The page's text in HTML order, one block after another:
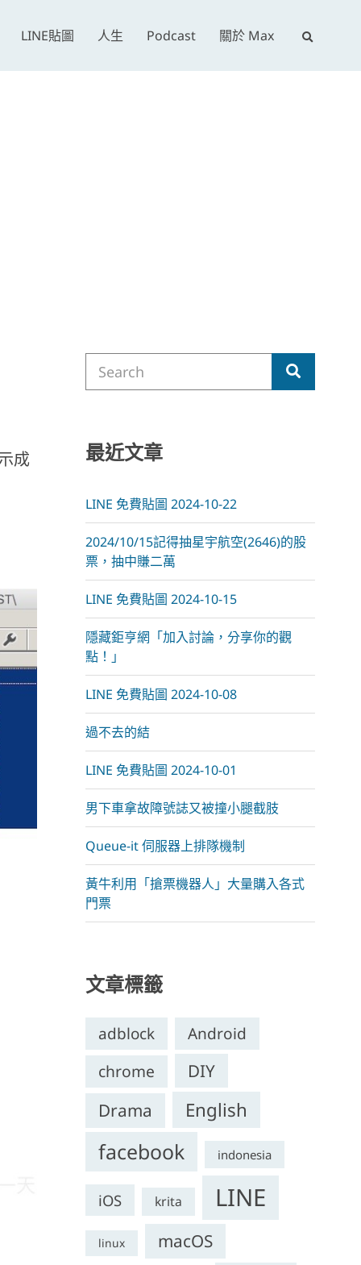
LINE貼圖 人生 Podcast 關於 Max
E
p
成
for:
最近文章
LINE 免費貼圖 2024-10-22
2024/10/15記得抽星宇航空(2646)的股
票，抽中賺二萬
LINE 免費貼圖 2024-10-15
隱藏鉅亨網「加入討論，分享你的觀
點！」
LINE 免費貼圖 2024-10-08
過不去的結
LINE 免費貼圖 2024-10-01
男下車拿故障號誌又被撞小腿截肢
Queue-it 伺服器上排隊機制
黃牛利用「搶票機器人」大量購入各式
門票
文章標籤
adblock Android
chrome
DIY
Drama
English
facebook indonesia
iOS krita LINE
linux macOS